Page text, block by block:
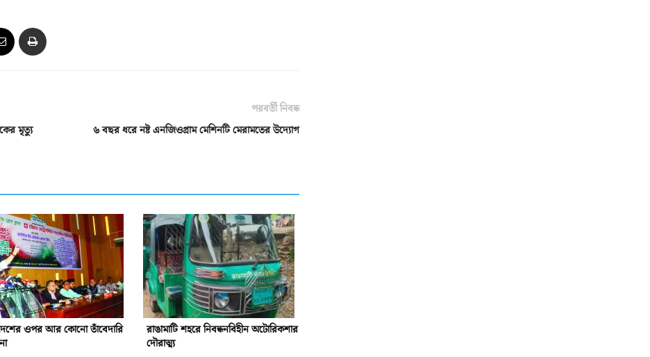
মৃত্যু
পরবর্তী নিবন্ধ
৬ বছর ধরে নষ্ট এনজিওগ্রাম মেশিনটি মেরামতের উদ্যোগ
ওপর আর কোনো তাঁবেদারি
রাঙামাটি শহরে নিবন্ধনবিহীন অটোরিকশার
দৌরাত্ম্য